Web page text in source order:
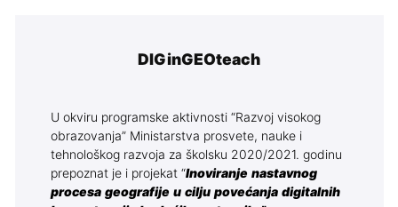
DIGinGEOteach
U okviru programske aktivnosti “Razvoj visokog
obrazovanja” Ministarstva prosvete, nauke i
tehnološkog razvoja za školsku 2020/2021. godinu
prepoznat je i projekat “Inoviranje nastavnog
procesa geografije u cilju povećanja digitalnih